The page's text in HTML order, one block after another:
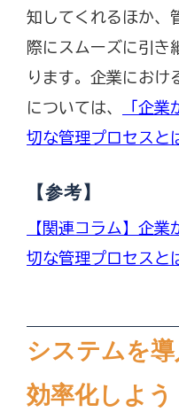
知してくれるほか、
際にスムーズに引き
ります。企業におけ
については、
「企
切な管理プロセスと
【参考】
【関連コラム】企
切な管理プロセスと
システムを
効率化しよう